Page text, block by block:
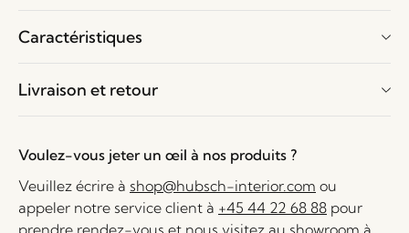
Caractéristiques
Livraison et retour
Voulez-vous jeter un œil à nos produits ?
Veuillez écrire à shop@hubsch-interior.com ou
appeler notre service client à +45 44 22 68 88 pour
prendre rendez-vous et nous visitez au showroom à